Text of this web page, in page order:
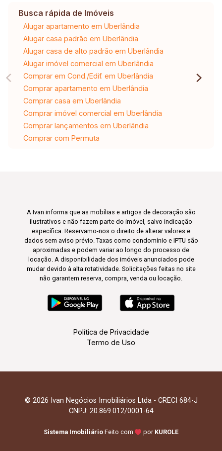
Busca rápida de Imóveis
Alugar apartamento em Uberlândia
Alugar casa padrão em Uberlândia
Alugar casa de alto padrão em Uberlândia
Alugar imóvel comercial em Uberlândia
Comprar em Cond./Edif. em Uberlândia
Comprar apartamento em Uberlândia
Comprar casa em Uberlândia
Comprar imóvel comercial em Uberlândia
Comprar lançamentos em Uberlândia
Comprar com Permuta
A Ivan informa que as mobílias e artigos de decoração são
ilustrativos e não fazem parte do imóvel, salvo indicação
específica. Reservamo-nos o direito de alterar valores e
dados sem aviso prévio. Taxas como condomínio e IPTU são
aproximadas e podem variar ao longo do processo de
locação. A disponibilidade dos imóveis anunciados pode
mudar devido à alta rotatividade. Solicitações feitas no site
não garantem reserva, compra, venda ou locação.
Política de Privacidade
Termo de Uso
© 2026 Ivan Negócios Imobiliários Ltda - CRECI 684-J
CNPJ: 20.869.012/0001-64
Sistema Imobiliário Feito com por KUROLE